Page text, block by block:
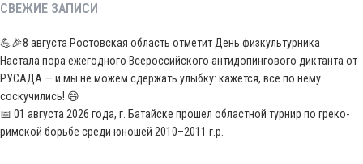
СВЕЖИЕ ЗАПИСИ
💪🎉8 августа Ростовская область отметит День физкультурника
Настала пора ежегодного Всероссийского антидопингового диктанта от
РУСАДА — и мы не можем сдержать улыбку: кажется, все по нему
соскучились! 😄
📅 01 августа 2026 года, г. Батайске прошел областной турнир по греко-
римской борьбе среди юношей 2010–2011 г.р.